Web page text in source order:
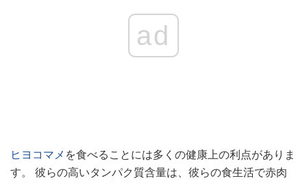
ad
ヒヨコマメ を食べることには多くの健康上の利点がありま
す。 彼らの高いタンパク質含量は、彼らの食生活で赤肉